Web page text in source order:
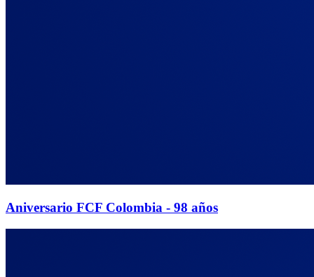
Aniversario FCF Colombia - 98 años